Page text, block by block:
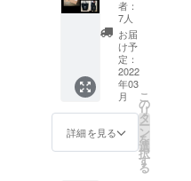
ＬＨＥ
Ｙオリ
ジナル
ステッ
カー
２枚
セット
※画像は
ジで
す。デ
ナル
コース
ター ※
画像は
イメー
ジで
す。デ
ザイン
等が若
干異な
ジで
す。デ
ザイン
等が若
干異な
る場合
がござ
いま
す。
ペシャ
ルサン
クスレ
ター ※
画像は
イメー
ジで
す。 ◆
ＭＡＬ
ＨＥＹ
者：
7人
お届
け予
定：
2022
年03
月
詳細を見る
こ
の
リ
タ
ー
ン
を
選
択
す
る